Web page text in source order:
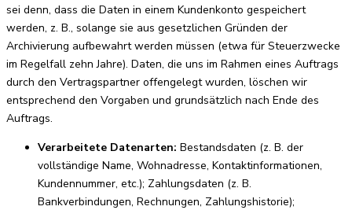
sei denn, dass die Daten in einem Kundenkonto gespeichert
werden, z. B., solange sie aus gesetzlichen Gründen der
Archivierung aufbewahrt werden müssen (etwa für Steuerzwecke
im Regelfall zehn Jahre). Daten, die uns im Rahmen eines Auftrags
durch den Vertragspartner offengelegt wurden, löschen wir
entsprechend den Vorgaben und grundsätzlich nach Ende des
Auftrags.
Verarbeitete Datenarten: Bestandsdaten (z. B. der
vollständige Name, Wohnadresse, Kontaktinformationen,
Kundennummer, etc.); Zahlungsdaten (z. B.
Bankverbindungen, Rechnungen, Zahlungshistorie);